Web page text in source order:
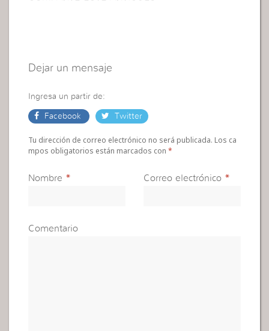
Dejar un mensaje
Ingresa un partir de:
Facebook Twitter
Tu dirección de correo electrónico no será publicada. Los ca
mpos obligatorios están marcados con*
Nombre * Correo electrónico *
Comentario